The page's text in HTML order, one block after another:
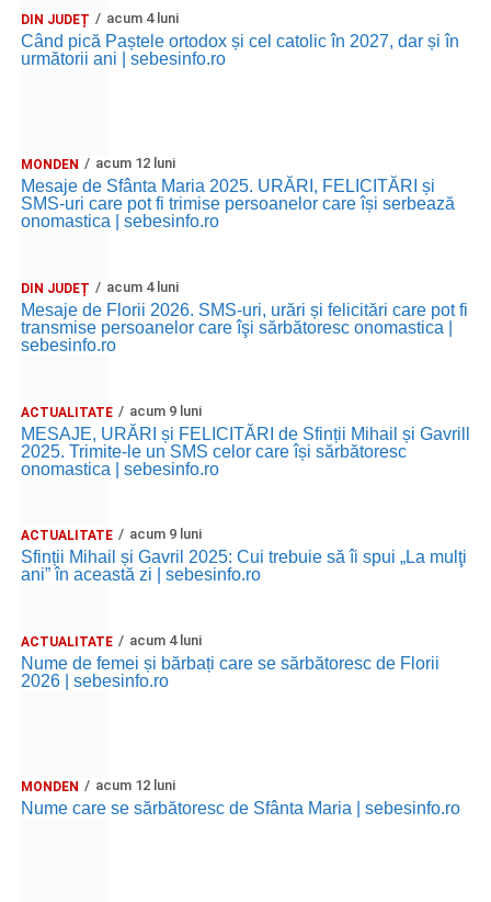
DIN JUDEȚ acum 4 luni
Când pică Paștele ortodox și cel catolic în 2027, dar și în
următorii ani | sebesinfo.ro
MONDEN acum 12 luni
Mesaje de Sfânta Maria 2025. URĂRI, FELICITĂRI și
SMS-uri care pot fi trimise persoanelor care își serbează
onomastica | sebesinfo.ro
DIN JUDEȚ acum 4 luni
Mesaje de Florii 2026. SMS-uri, urări și felicitări care pot fi
transmise persoanelor care îşi sărbătoresc onomastica |
sebesinfo.ro
ACTUALITATE acum 9 luni
MESAJE, URĂRI și FELICITĂRI de Sfinții Mihail și Gavrill
2025. Trimite-le un SMS celor care își sărbătoresc
onomastica | sebesinfo.ro
ACTUALITATE acum 9 luni
Sfinții Mihail și Gavril 2025: Cui trebuie să îi spui „La mulţi
ani” în această zi | sebesinfo.ro
ACTUALITATE acum 4 luni
Nume de femei și bărbați care se sărbătoresc de Florii
2026 | sebesinfo.ro
MONDEN acum 12 luni
Nume care se sărbătoresc de Sfânta Maria | sebesinfo.ro